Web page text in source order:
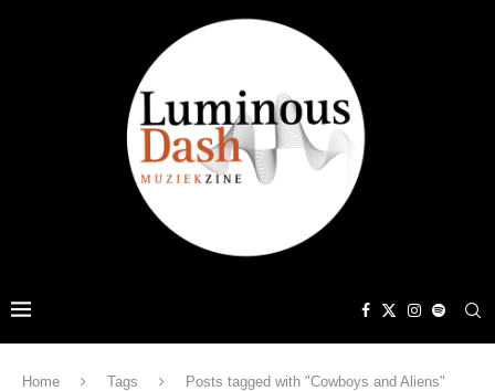
Home Tags Posts tagged with "Cowboys and Aliens"